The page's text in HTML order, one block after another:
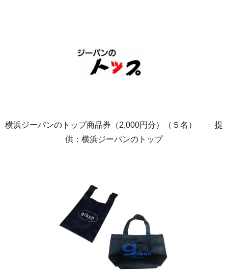
横浜ジーパンのトップ商品券（2,000円分）（５名） 提
供：横浜ジーパンのトップ